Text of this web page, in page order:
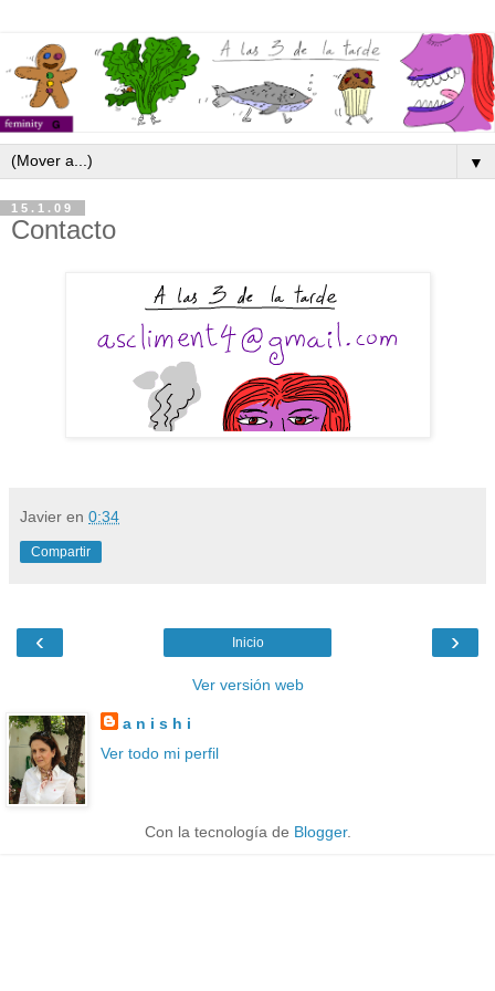
▼
15.1.09
Contacto
Javier en 0:34
Compartir
‹ ›
Inicio
Ver versión web
a n i s h i
Ver todo mi perfil
Con la tecnología de Blogger.